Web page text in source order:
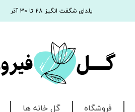
یلدای شگفت انگیز 28 تا 30 آذر
فروشگاه گل خانه ها